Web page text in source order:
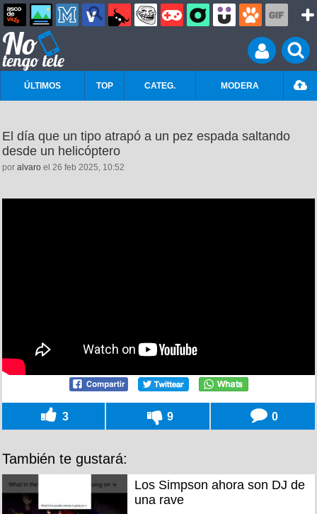
ÚLTIMOS TOP CATEG. MODERA
El día que un tipo atrapó a un pez espada saltando
desde un helicóptero
por alvaro el 26 feb 2025, 10:52
3 9 0
También te gustará:
Los Simpson ahora son DJ de
una rave